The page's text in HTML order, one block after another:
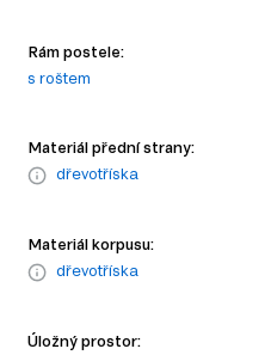
Rám postele:
s roštem
Materiál přední strany:
dřevotříska
Materiál korpusu:
dřevotříska
Úložný prostor: